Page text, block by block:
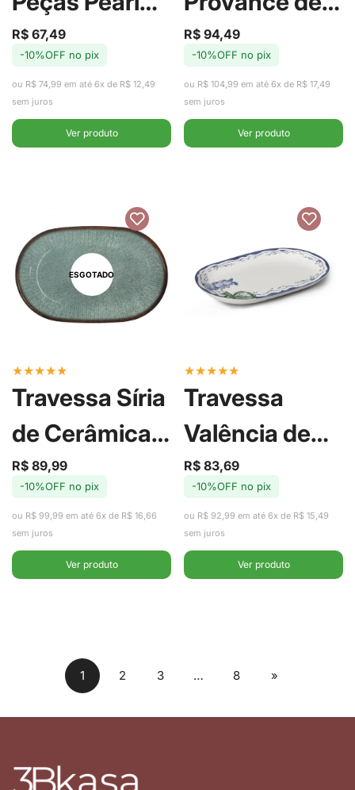
com Meleira -
Wolff
Preço
de
R$ 67,49
Preço
regular
-10%OFF no pix
ou R$ 74,99 em até 6x de R$ 12,49
sem juros
Ver produto
Cerâmica
34cm -
Alleanza
Preço
de
R$ 94,49
Preço
regular
-10%OFF no pix
ou R$ 104,99 em até 6x de R$ 17,49
sem juros
Ver produto
ESGOTADO
★★★★★
Travessa Síria
de Cerâmica
34cm -
Alleanza
Preço
de
R$ 89,99
Preço
regular
-10%OFF no pix
ou R$ 99,99 em até 6x de R$ 16,66
sem juros
Ver produto
★★★★★
Travessa
Valência de
Cerâmica
34cm -
Alleanza
Preço
de
R$ 83,69
Preço
regular
-10%OFF no pix
ou R$ 92,99 em até 6x de R$ 15,49
sem juros
Ver produto
1 2 3 … 8 »